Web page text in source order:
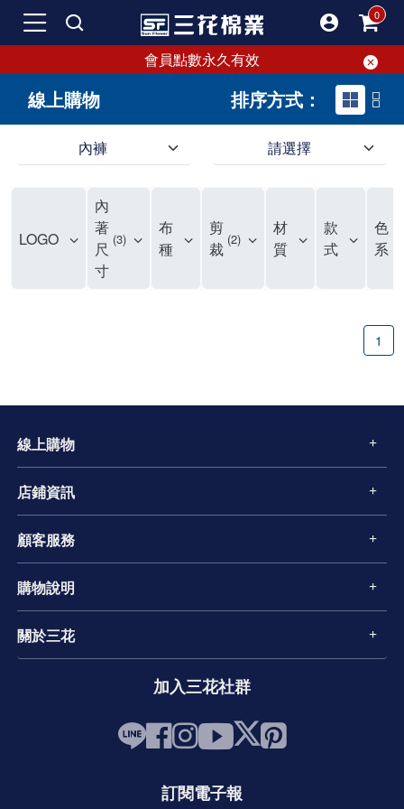
會員點數永久有效
線上購物 排序方式：
內褲 請選擇
LOGO
內
著
尺
寸
3
布
種
剪
裁 2
材
質
款
式
色
系
1
線上購物
店鋪資訊
顧客服務
購物說明
關於三花
加入三花社群
訂閱電子報